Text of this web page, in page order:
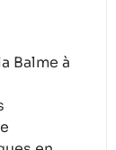
Balme à